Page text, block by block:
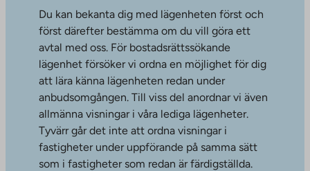
Du kan bekanta dig med lägenheten först och
först därefter bestämma om du vill göra ett
avtal med oss. För bostadsrättssökande
lägenhet försöker vi ordna en möjlighet för dig
att lära känna lägenheten redan under
anbudsomgången. Till viss del anordnar vi även
allmänna visningar i våra lediga lägenheter.
Tyvärr går det inte att ordna visningar i
fastigheter under uppförande på samma sätt
som i fastigheter som redan är färdigställda.